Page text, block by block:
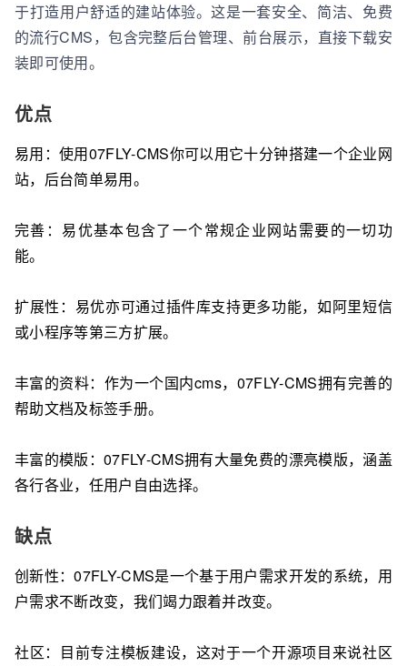
于打造用户舒适的建站体验。这是一套安全、简洁、免费
的流行CMS，包含完整后台管理、前台展示，直接下载安
装即可使用。
优点
易用：使用07FLY-CMS你可以用它十分钟搭建一个企业网
站，后台简单易用。
完善：易优基本包含了一个常规企业网站需要的一切功
能。
扩展性：易优亦可通过插件库支持更多功能，如阿里短信
或小程序等第三方扩展。
丰富的资料：作为一个国内cms，07FLY-CMS拥有完善的
帮助文档及标签手册。
丰富的模版：07FLY-CMS拥有大量免费的漂亮模版，涵盖
各行各业，任用户自由选择。
缺点
创新性：07FLY-CMS是一个基于用户需求开发的系统，用
户需求不断改变，我们竭力跟着并改变。
社区：目前专注模板建设，这对于一个开源项目来说社区